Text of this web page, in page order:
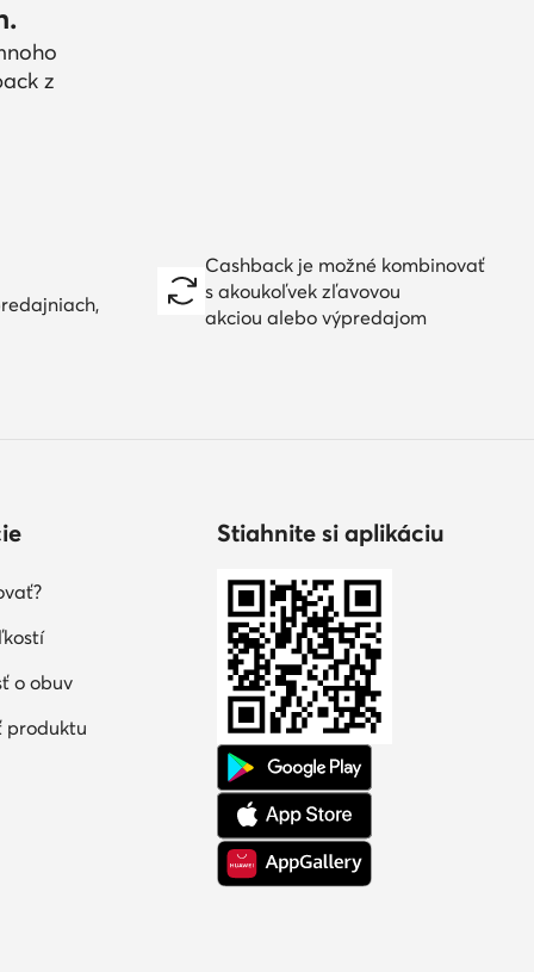
z
Cashback je možné kombinovať
s akoukoľvek zľavovou
akciou alebo výpredajom
o obuv
produktu
Stiahnite si aplikáciu